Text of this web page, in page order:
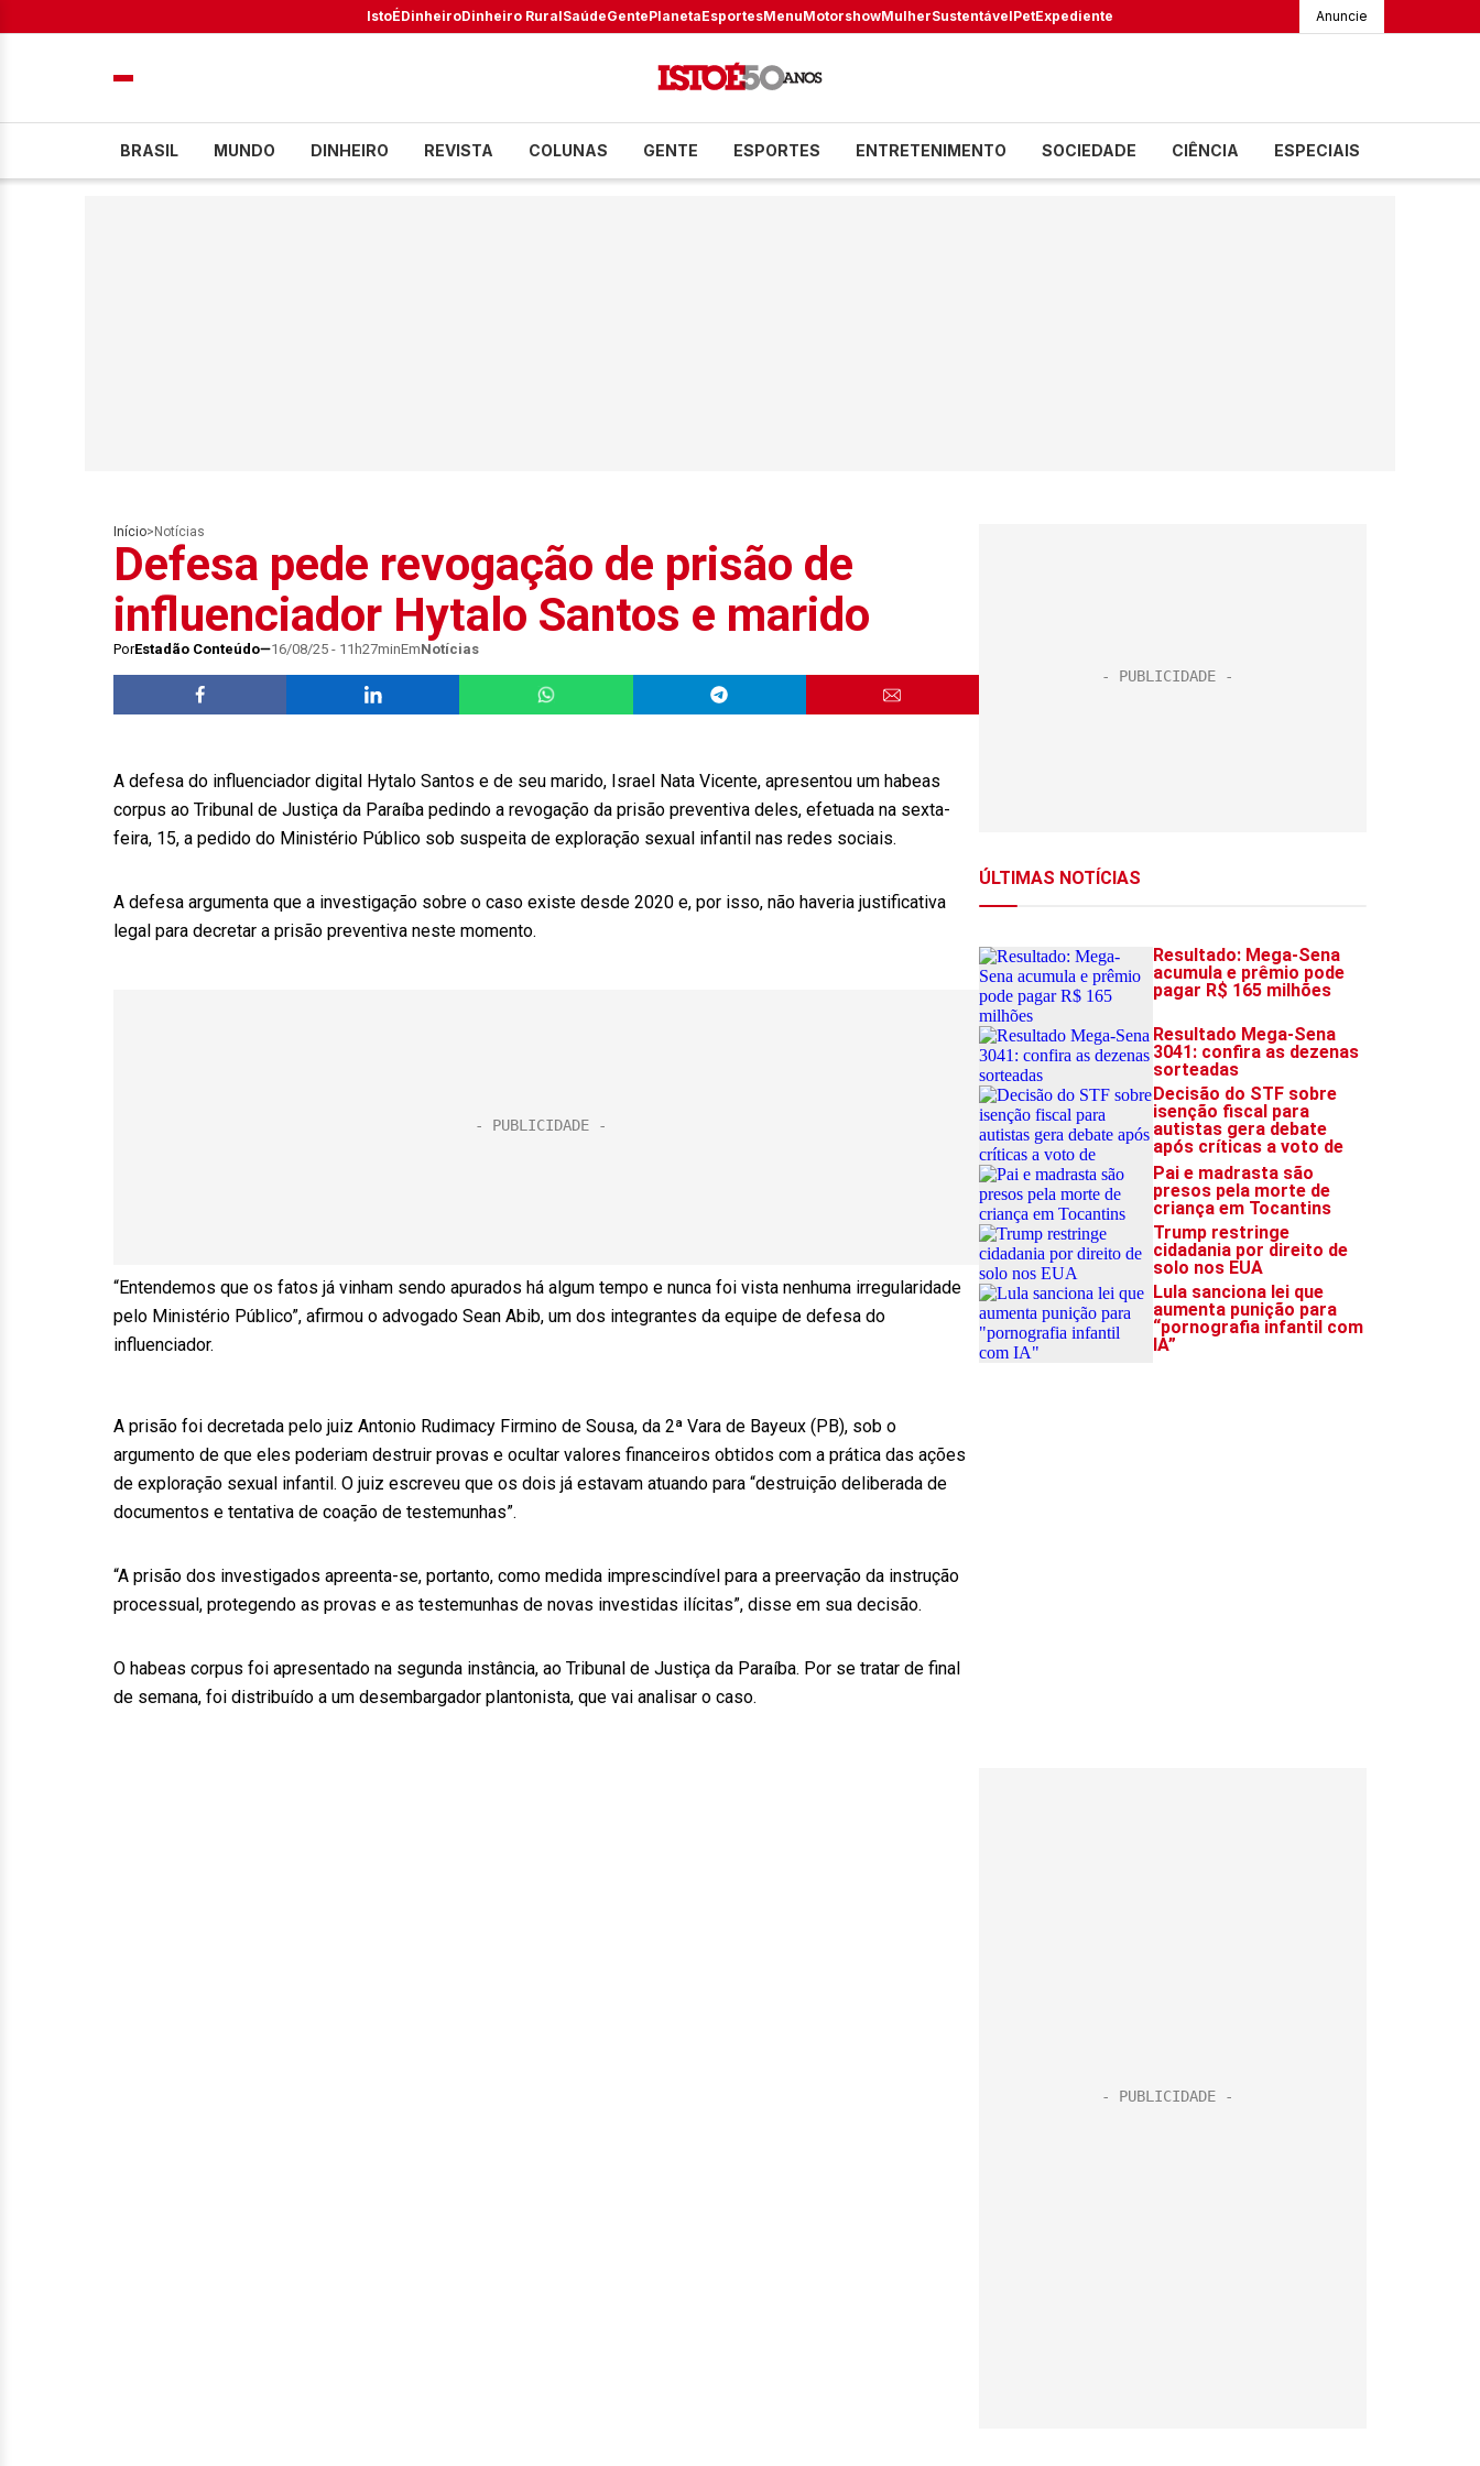
IstoÉDinheiroDinheiro RuralSaúdeGentePlanetaEsportesMenuMotorshowMulherSustentávelPetExpediente Anuncie
BRASIL MUNDO DINHEIRO REVISTA COLUNAS GENTE ESPORTES ENTRETENIMENTO SOCIEDADE CIÊNCIA ESPECIAIS
Início> Notícias
Defesa pede revogação de prisão de
influenciador Hytalo Santos e marido
PorEstadão Conteúdo 16/08/25 - 11h27minEmNotícias
A defesa do influenciador digital Hytalo Santos e de seu marido, Israel Nata Vicente, apresentou um habeas
corpus ao Tribunal de Justiça da Paraíba pedindo a revogação da prisão preventiva deles, efetuada na sexta-
feira, 15, a pedido do Ministério Público sob suspeita de exploração sexual infantil nas redes sociais.
A defesa argumenta que a investigação sobre o caso existe desde 2020 e, por isso, não haveria justificativa
legal para decretar a prisão preventiva neste momento.
“Entendemos que os fatos já vinham sendo apurados há algum tempo e nunca foi vista nenhuma irregularidade
pelo Ministério Público”, afirmou o advogado Sean Abib, um dos integrantes da equipe de defesa do
influenciador.
A prisão foi decretada pelo juiz Antonio Rudimacy Firmino de Sousa, da 2ª Vara de Bayeux (PB), sob o
argumento de que eles poderiam destruir provas e ocultar valores financeiros obtidos com a prática das ações
de exploração sexual infantil. O juiz escreveu que os dois já estavam atuando para “destruição deliberada de
documentos e tentativa de coação de testemunhas”.
“A prisão dos investigados apreenta-se, portanto, como medida imprescindível para a preervação da instrução
processual, protegendo as provas e as testemunhas de novas investidas ilícitas”, disse em sua decisão.
O habeas corpus foi apresentado na segunda instância, ao Tribunal de Justiça da Paraíba. Por se tratar de final
de semana, foi distribuído a um desembargador plantonista, que vai analisar o caso.